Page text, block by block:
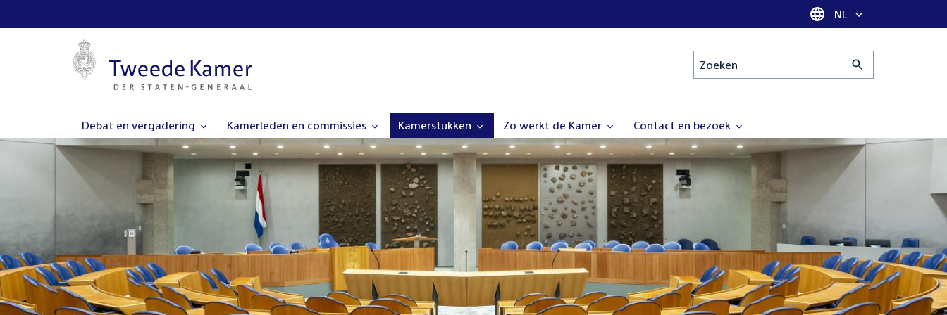
Taal selectie
NL
Zoeken
Debat en vergadering Kamerleden en commissies Kamerstukken Zo werkt de Kamer Contact en bezoek